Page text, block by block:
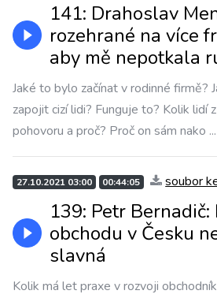
141: Drahoslav
rozehrané na více
aby mě nepotkala
Jaké to bylo začínat v rodinné firmě?
zapojit cizí lidi? Funguje to? Kolik lidí
pohovoru a proč? Proč on sám nako ...
27.10.2021 03:00 00:44:05 soubor
139: Petr Bernadič:
obchodu v Česku
slavná
Kolik má let praxe v rozvoji